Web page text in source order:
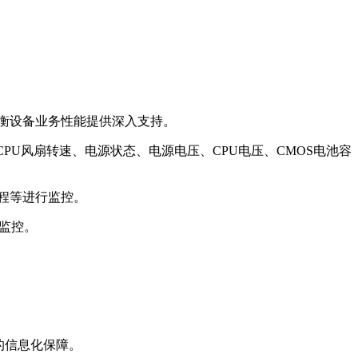
备业务性能提供深入支持。
风扇转速、电源状态、电源电压、CPU电压、CMOS电池容
进行监控。
控。
息化保障。